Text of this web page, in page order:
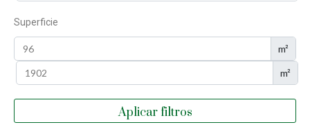
Superficie
m²
m²
Aplicar filtros